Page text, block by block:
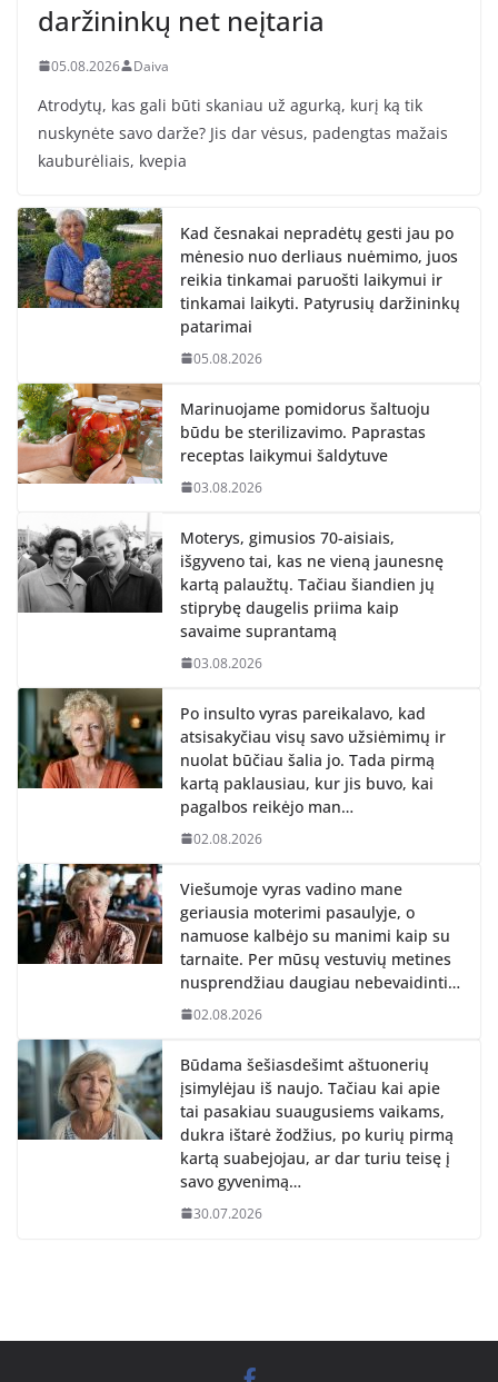
daržininkų net neįtaria
05.08.2026 Daiva
Atrodytų, kas gali būti skaniau už agurką, kurį ką tik
nuskynėte savo darže? Jis dar vėsus, padengtas mažais
kauburėliais, kvepia
Kad česnakai nepradėtų gesti jau po
mėnesio nuo derliaus nuėmimo, juos
reikia tinkamai paruošti laikymui ir
tinkamai laikyti. Patyrusių daržininkų
patarimai
05.08.2026
Marinuojame pomidorus šaltuoju
būdu be sterilizavimo. Paprastas
receptas laikymui šaldytuve
03.08.2026
Moterys, gimusios 70-aisiais,
išgyveno tai, kas ne vieną jaunesnę
kartą palaužtų. Tačiau šiandien jų
stiprybę daugelis priima kaip
savaime suprantamą
03.08.2026
Po insulto vyras pareikalavo, kad
atsisakyčiau visų savo užsiėmimų ir
nuolat būčiau šalia jo. Tada pirmą
kartą paklausiau, kur jis buvo, kai
pagalbos reikėjo man…
02.08.2026
Viešumoje vyras vadino mane
geriausia moterimi pasaulyje, o
namuose kalbėjo su manimi kaip su
tarnaite. Per mūsų vestuvių metines
nusprendžiau daugiau nebevaidinti…
02.08.2026
Būdama šešiasdešimt aštuonerių
įsimylėjau iš naujo. Tačiau kai apie
tai pasakiau suaugusiems vaikams,
dukra ištarė žodžius, po kurių pirmą
kartą suabejojau, ar dar turiu teisę į
savo gyvenimą…
30.07.2026